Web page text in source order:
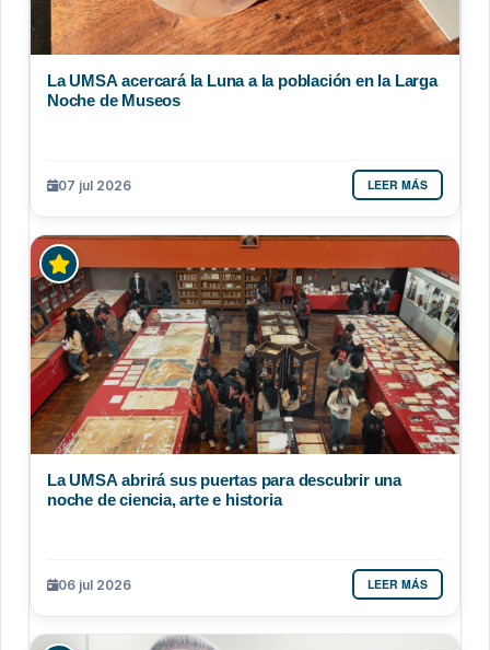
La UMSA acercará la Luna a la población en la Larga
Noche de Museos
07 jul 2026 LEER MÁS
La UMSA abrirá sus puertas para descubrir una
noche de ciencia, arte e historia
06 jul 2026 LEER MÁS